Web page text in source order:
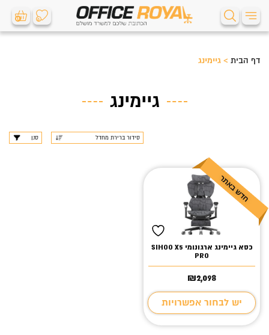
0 0
דף הבית > גיימינג
גיימינג
סנן
כסא גיימינג ארגונומי SIHOO X5
PRO
₪2,098
יש לבחור אפשרויות